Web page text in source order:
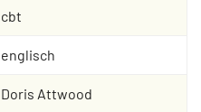
cbt
englisch
Doris Attwood